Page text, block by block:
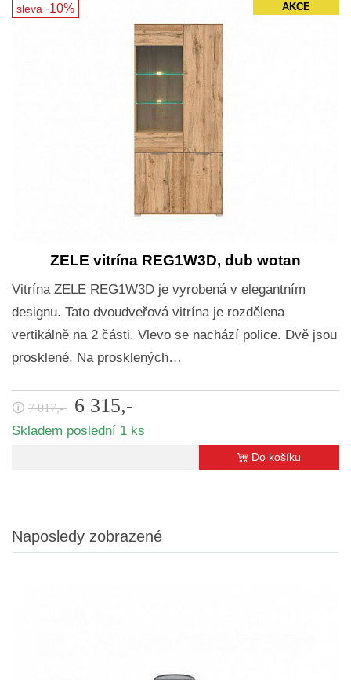
AKCE
ZELE vitrína REG1W3D, dub wotan
Vitrína ZELE REG1W3D je vyrobená v elegantním
designu. Tato dvoudveřová vitrína je rozdělena
vertikálně na 2 části. Vlevo se nachází police. Dvě jsou
prosklené. Na prosklených…
sleva -10%
🛈 7 017,- 6 315,-
Skladem poslední 1 ks
Do košíku
Naposledy zobrazené